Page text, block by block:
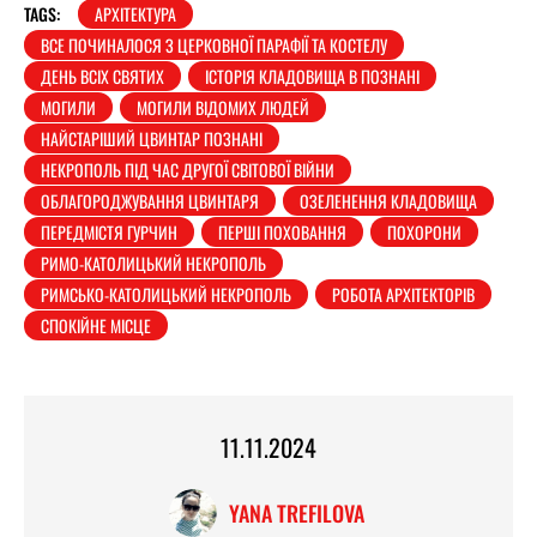
TAGS:
АРХІТЕКТУРА
ВСЕ ПОЧИНАЛОСЯ З ЦЕРКОВНОЇ ПАРАФІЇ ТА КОСТЕЛУ
ДЕНЬ ВСІХ СВЯТИХ
ІСТОРІЯ КЛАДОВИЩА В ПОЗНАНІ
МОГИЛИ
МОГИЛИ ВІДОМИХ ЛЮДЕЙ
НАЙСТАРІШИЙ ЦВИНТАР ПОЗНАНІ
НЕКРОПОЛЬ ПІД ЧАС ДРУГОЇ СВІТОВОЇ ВІЙНИ
ОБЛАГОРОДЖУВАННЯ ЦВИНТАРЯ
ОЗЕЛЕНЕННЯ КЛАДОВИЩА
ПЕРЕДМІСТЯ ГУРЧИН
ПЕРШІ ПОХОВАННЯ
ПОХОРОНИ
РИМО-КАТОЛИЦЬКИЙ НЕКРОПОЛЬ
РИМСЬКО-КАТОЛИЦЬКИЙ НЕКРОПОЛЬ
РОБОТА АРХІТЕКТОРІВ
СПОКІЙНЕ МІСЦЕ
11.11.2024
YANA TREFILOVA